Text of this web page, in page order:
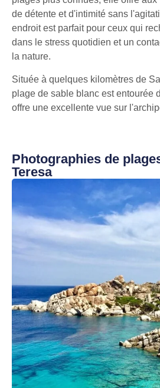
de détente et d'intimité sans
endroit est parfait pour ceux qui
dans le stress quotidien et un
la nature.
Située à quelques kilomètres de
plage de sable blanc est entourée
offre une excellente vue sur
Photographies de
Teresa